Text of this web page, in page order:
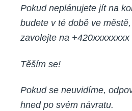
Pokud neplánujete jít na
budete v té době ve
zavolejte na +420xxxxxxxx
Těším se!
Pokud se neuvidíme,
hned po svém návratu.